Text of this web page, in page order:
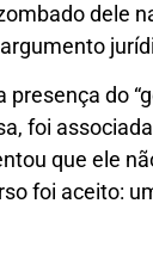
dele
do
foi
que ele
foi aceito: